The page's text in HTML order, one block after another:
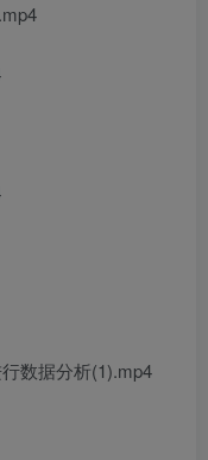
数据分析(1).mp4